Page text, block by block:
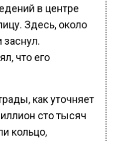
в центре
Здесь, около
что его
как уточняет
сто тысяч
кольцо,